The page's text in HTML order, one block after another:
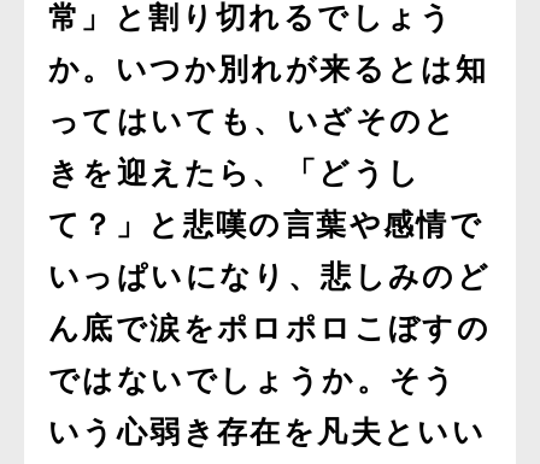
常」と割り切れるでしょう
か。いつか別れが来るとは知
ってはいても、いざそのと
きを迎えたら、「どうし
て？」と悲嘆の言葉や感情で
いっぱいになり、悲しみのど
ん底で涙をポロポロこぼすの
ではないでしょうか。そう
いう心弱き存在を凡夫といい